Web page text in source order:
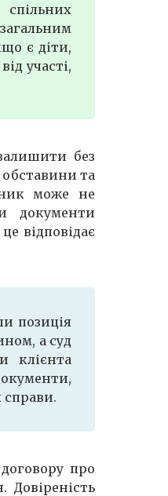
є діти,
участі,
без
та
може не
документи
відповідає
позиція
а суд
клієнта
справи.
про